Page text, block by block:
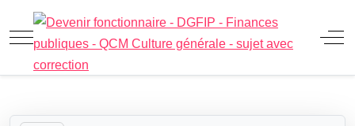
Mobile Menu Toggle Off-